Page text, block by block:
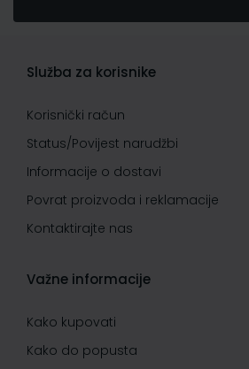
Služba za korisnike
Korisnički račun
Status/Povijest narudžbi
Informacije o dostavi
Povrat proizvoda i reklamacije
Kontaktirajte nas
Važne informacije
Kako kupovati
Kako do popusta